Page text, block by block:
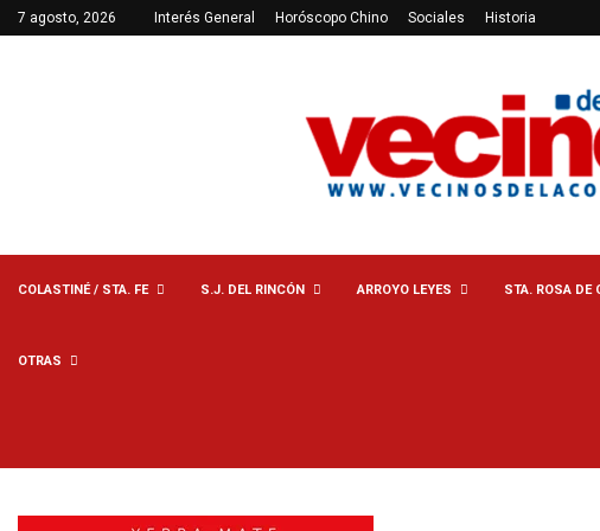
7 agosto, 2026 Interés General Horóscopo Chino Sociales Historia
COLASTINÉ / STA. FE S.J. DEL RINCÓN ARROYO LEYES STA. ROSA DE
OTRAS